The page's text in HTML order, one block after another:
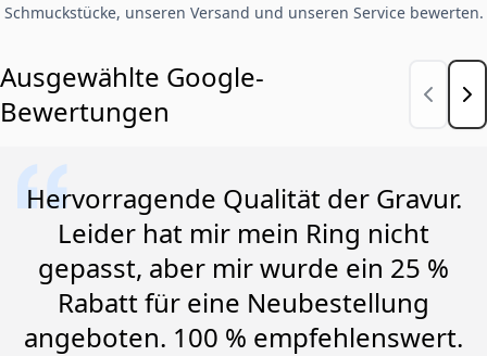
Schmuckstücke, unseren Versand und unseren Service bewerten.
Ausgewählte Google-
Bewertungen
Hervorragende Qualität der Gravur.
Leider hat mir mein Ring nicht
gepasst, aber mir wurde ein 25 %
Rabatt für eine Neubestellung
angeboten. 100 % empfehlenswert.